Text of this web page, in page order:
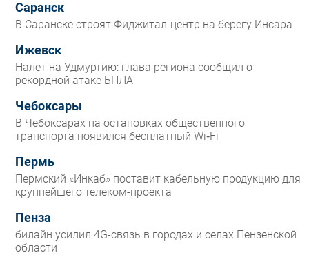
Саранск
В Саранске строят Фиджитал-центр на берегу Инсара
Ижевск
Налет на Удмуртию: глава региона сообщил о
рекордной атаке БПЛА
Чебоксары
В Чебоксарах на остановках общественного
транспорта появился бесплатный Wi‑Fi
Пермь
Пермский «Инкаб» поставит кабельную продукцию для
крупнейшего телеком-проекта
Пенза
билайн усилил 4G-связь в городах и селах Пензенской
области